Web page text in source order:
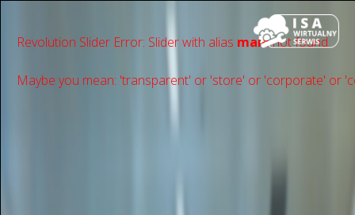
Revolution Slider Error: Slider with alias mainnot found.
Maybe you mean: 'transparent' or 'store' or 'сorporate' or